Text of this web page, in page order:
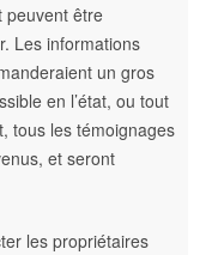
peuvent être
Les informations
un gros
en l’état, ou tout
tous les témoignages
et seront
les propriétaires